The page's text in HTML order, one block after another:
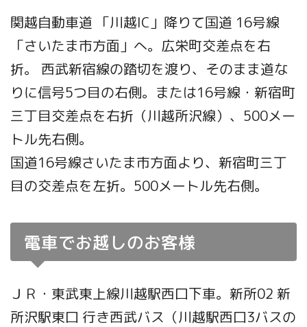
関越自動車道 「川越IC」降りて国道 16号線
「さいたま市方面」へ。広栄町交差点を右
折。 西武新宿線の踏切を渡り、そのまま道な
りに信号5つ目の右側。または16号線・新宿町
三丁目交差点を右折（川越所沢線）、500メー
トル先右側。
国道16号線さいたま市方面より、新宿町三丁
目の交差点を左折。500メートル先右側。
電車でお越しのお客様
ＪＲ・東武東上線川越駅西口下車。新所02 新
所沢駅東口 行き西武バス（川越駅西口3バスの